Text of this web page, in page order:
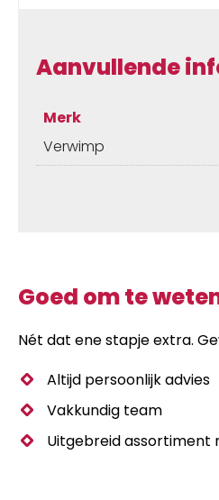
Aanvullende
Merk
Verwimp
Goed om te
Nét dat ene stapje extra.
Altijd persoonlijk advies
Vakkundig team
Uitgebreid